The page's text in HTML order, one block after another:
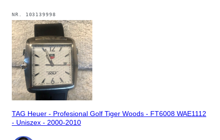
NR. 103139998
TAG Heuer - Profesional Golf Tiger Woods - FT6008 WAE1112
- Uniszex - 2000-2010